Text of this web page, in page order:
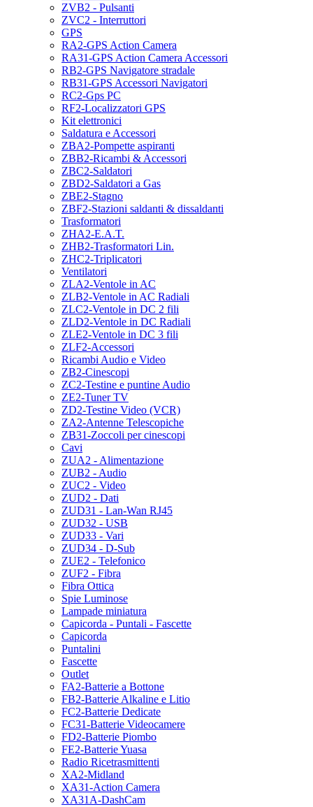
ZVB2 - Pulsanti
ZVC2 - Interruttori
GPS
RA2-GPS Action Camera
RA31-GPS Action Camera Accessori
RB2-GPS Navigatore stradale
RB31-GPS Accessori Navigatori
RC2-Gps PC
RF2-Localizzatori GPS
Kit elettronici
Saldatura e Accessori
ZBA2-Pompette aspiranti
ZBB2-Ricambi & Accessori
ZBC2-Saldatori
ZBD2-Saldatori a Gas
ZBE2-Stagno
ZBF2-Stazioni saldanti & dissaldanti
Trasformatori
ZHA2-E.A.T.
ZHB2-Trasformatori Lin.
ZHC2-Triplicatori
Ventilatori
ZLA2-Ventole in AC
ZLB2-Ventole in AC Radiali
ZLC2-Ventole in DC 2 fili
ZLD2-Ventole in DC Radiali
ZLE2-Ventole in DC 3 fili
ZLF2-Accessori
Ricambi Audio e Video
ZB2-Cinescopi
ZC2-Testine e puntine Audio
ZE2-Tuner TV
ZD2-Testine Video (VCR)
ZA2-Antenne Telescopiche
ZB31-Zoccoli per cinescopi
Cavi
ZUA2 - Alimentazione
ZUB2 - Audio
ZUC2 - Video
ZUD2 - Dati
ZUD31 - Lan-Wan RJ45
ZUD32 - USB
ZUD33 - Vari
ZUD34 - D-Sub
ZUE2 - Telefonico
ZUF2 - Fibra
Fibra Ottica
Spie Luminose
Lampade miniatura
Capicorda - Puntali - Fascette
Capicorda
Puntalini
Fascette
Outlet
FA2-Batterie a Bottone
FB2-Batterie Alkaline e Litio
FC2-Batterie Dedicate
FC31-Batterie Videocamere
FD2-Batterie Piombo
FE2-Batterie Yuasa
Radio Ricetrasmittenti
XA2-Midland
XA31-Action Camera
XA31A-DashCam